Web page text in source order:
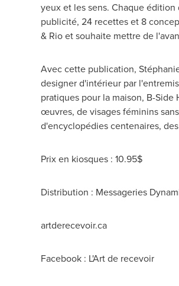
yeux et les sens. Chaque
publicité, 24 recettes et 8
& Rio et souhaite mettre de
Avec cette publication,
designer d'intérieur par
pratiques pour la maison, B-
œuvres, de visages féminins
d'encyclopédies centenaires,
Prix en kiosques : 10.95$
Distribution : Messageries
artderecevoir.ca
Facebook : L'Art de recevoir